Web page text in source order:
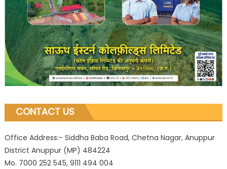
CONTACT US
Office Address:- Siddha Baba Road, Chetna Nagar, Anuppur
District Anuppur (MP) 484224
Mo. 7000 252 545, 9111 494 004